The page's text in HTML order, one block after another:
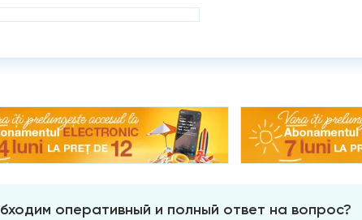
оперативный и полный ответ на вопрос?